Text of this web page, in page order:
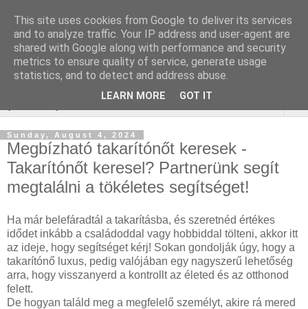
WordPress SEO
ügynökség
Sunday, August 4, 2024
Megbízható takarítónőt keresek -
Takarítónőt keresel? Partnerünk segít
megtalálni a tökéletes segítséget!
Ha már belefáradtál a takarításba, és szeretnéd értékes
idődet inkább a családoddal vagy hobbiddal tölteni, akkor itt
az ideje, hogy segítséget kérj! Sokan gondolják úgy, hogy a
takarítónő luxus, pedig valójában egy nagyszerű lehetőség
arra, hogy visszanyerd a kontrollt az életed és az otthonod
felett.
De hogyan találd meg a megfelelő személyt, akire rá mered
This site uses cookies from Google to deliver its services
and to analyze traffic. Your IP address and user-agent are
shared with Google along with performance and security
metrics to ensure quality of service, generate usage
statistics, and to detect and address abuse.
LEARN MORE GOT IT